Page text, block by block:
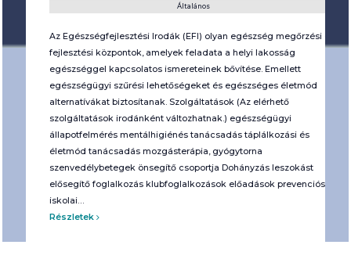
Általános
Az Egészségfejlesztési Irodák (EFI) olyan egészség megőrzési és
fejlesztési központok, amelyek feladata a helyi lakosság
egészséggel kapcsolatos ismereteinek bővítése. Emellett
egészségügyi szűrési lehetőségeket és egészséges életmód
alternatívákat biztosítanak. Szolgáltatások (Az elérhető
szolgáltatások irodánként változhatnak.) egészségügyi
állapotfelmérés mentálhigiénés tanácsadás táplálkozási és
életmód tanácsadás mozgásterápia, gyógytorna
szenvedélybetegek önsegítő csoportja Dohányzás leszokást
elősegítő foglalkozás klubfoglalkozások előadások prevenciós
iskolai…
Részletek